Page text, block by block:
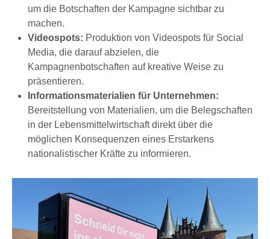
um die Botschaften der Kampagne sichtbar zu
machen.
Videospots: Produktion von Videospots für Social
Media, die darauf abzielen, die
Kampagnenbotschaften auf kreative Weise zu
präsentieren.
Informationsmaterialien für Unternehmen:
Bereitstellung von Materialien, um die Belegschaften
in der Lebensmittelwirtschaft direkt über die
möglichen Konsequenzen eines Erstarkens
nationalistischer Kräfte zu informieren.